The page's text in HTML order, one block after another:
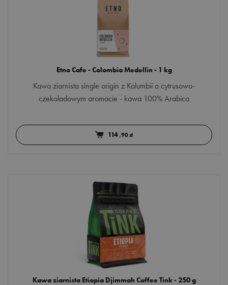
Etno Cafe - Colombia Medellin - 1 kg
Kawa ziarnista single origin z Kolumbii o cytrusowo-
czekoladowym aromacie - kawa 100% Arabica
114,90 zł
Kawa ziarnista Etiopia Djimmah Coffee Tink - 250 g